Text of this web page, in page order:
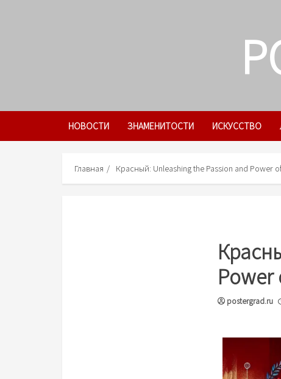
НОВОСТИ ЗНАМЕНИТОСТИ ИСКУССТВО
Главная Красный: Unleashing the Passion and Power
Power
postergrad.ru